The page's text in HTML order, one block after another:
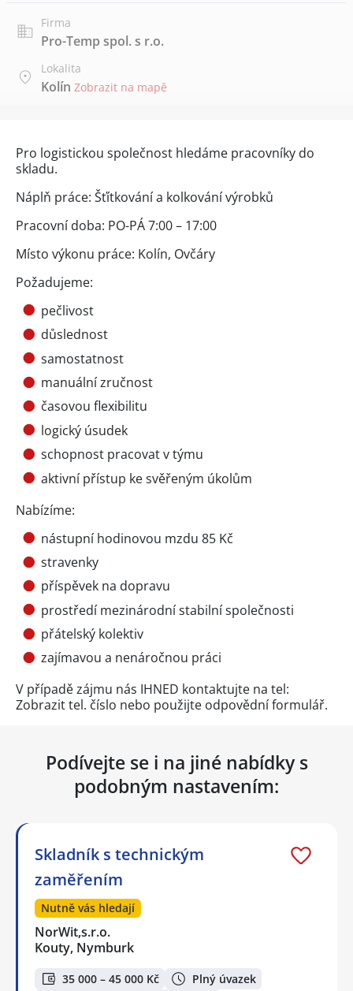
Firma
Pro-Temp spol. s r.o.
Lokalita
Kolín Zobrazit na mapě
Pro logistickou společnost hledáme pracovníky do
skladu.
Náplň práce: Šťítkování a kolkování výrobků
Pracovní doba: PO-PÁ 7:00 – 17:00
Místo výkonu práce: Kolín, Ovčáry
Požadujeme:
pečlivost
důslednost
samostatnost
manuální zručnost
časovou flexibilitu
logický úsudek
schopnost pracovat v týmu
aktivní přístup ke svěřeným úkolům
Nabízíme:
nástupní hodinovou mzdu 85 Kč
stravenky
příspěvek na dopravu
prostředí mezinárodní stabilní společnosti
přátelský kolektiv
zajímavou a nenáročnou práci
V případě zájmu nás IHNED kontaktujte na tel:
Zobrazit tel. číslo nebo použijte odpovědní formulář.
Podívejte se i na jiné nabídky s
podobným nastavením:
Skladník s technickým
zaměřením
Nutně vás hledají
NorWit,s.r.o.
Kouty, Nymburk
35 000 – 45 000 Kč
Plný úvazek